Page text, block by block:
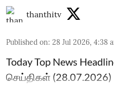
thanthitv
Published on: 28 Jul 2026, 4:38
Today Top News
செய்திகள் (28.07.2026)